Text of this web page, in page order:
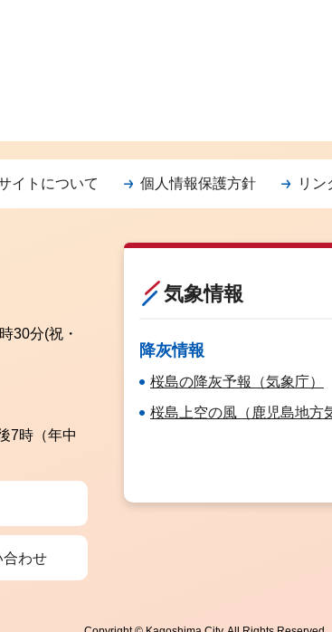
イトについて 個人情報保護方針 リン
30分(祝・
7時（年中
合わせ
気象情報
降灰情報
桜島の降灰予報（気象庁）
桜島上空の風（鹿児島地方